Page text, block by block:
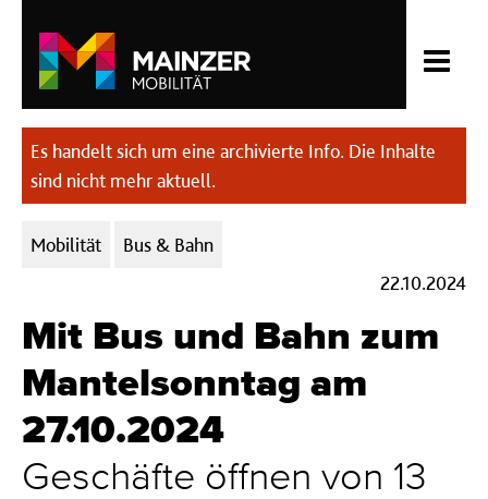
Es handelt sich um eine archivierte Info. Die Inhalte
sind nicht mehr aktuell.
Kategorien:
Mobilität
Bus & Bahn
22.10.2024
Mit Bus und Bahn zum
Mantelsonntag am
27.10.2024
Geschäfte öffnen von 13